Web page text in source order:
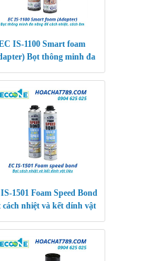
IS-1100 Smart foam
Bọt thông minh đa
1501 Foam Speed Bond
cách nhiệt và kết dính vật